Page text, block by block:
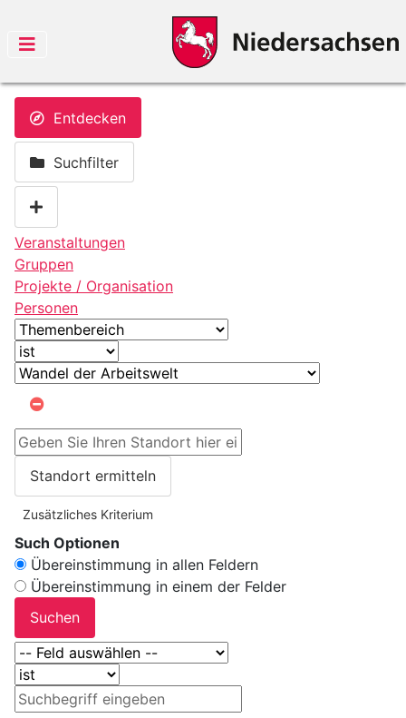
Entdecken
Suchfilter
Veranstaltungen
Gruppen
Projekte / Organisation
Personen
Standort ermitteln
Zusätzliches Kriterium
Such Optionen
Übereinstimmung in allen Feldern
Übereinstimmung in einem der Felder
Suchen